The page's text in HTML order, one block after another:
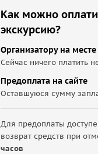
Как можно
экскурсию?
Организатору на месте
Сейчас ничего платить
Предоплата на сайте
Оставшуюся сумму
Для предоплаты
возврат средств при
часов